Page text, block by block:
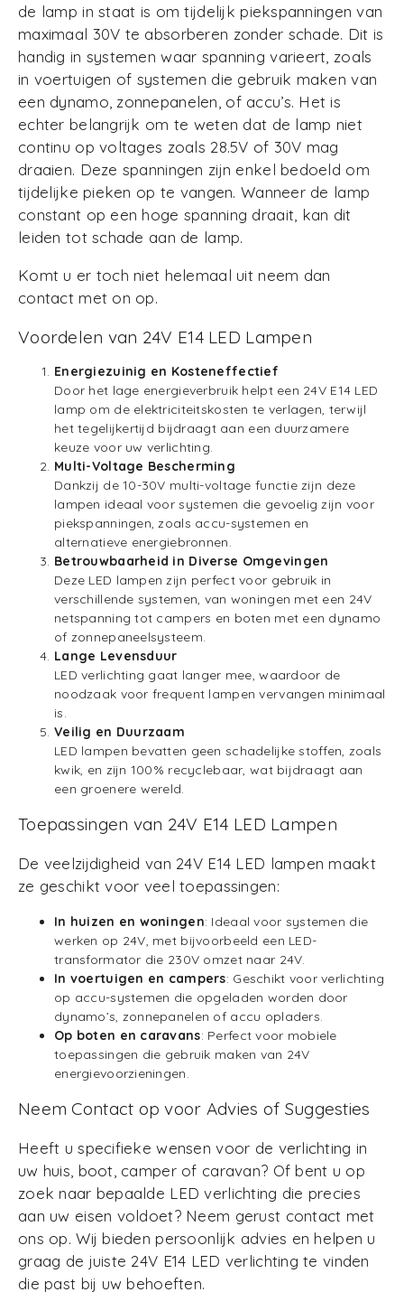
de lamp in staat is om tijdelijk piekspanningen van
maximaal 30V te absorberen zonder schade. Dit is
handig in systemen waar spanning varieert, zoals
in voertuigen of systemen die gebruik maken van
een dynamo, zonnepanelen, of accu’s. Het is
echter belangrijk om te weten dat de lamp niet
continu op voltages zoals 28.5V of 30V mag
draaien. Deze spanningen zijn enkel bedoeld om
tijdelijke pieken op te vangen. Wanneer de lamp
constant op een hoge spanning draait, kan dit
leiden tot schade aan de lamp.
Komt u er toch niet helemaal uit neem dan
contact met on op.
Voordelen van 24V E14 LED Lampen
Energiezuinig en Kosteneffectief
Door het lage energieverbruik helpt een 24V E14 LED
lamp om de elektriciteitskosten te verlagen, terwijl
het tegelijkertijd bijdraagt aan een duurzamere
keuze voor uw verlichting.
Multi-Voltage Bescherming
Dankzij de 10-30V multi-voltage functie zijn deze
lampen ideaal voor systemen die gevoelig zijn voor
piekspanningen, zoals accu-systemen en
alternatieve energiebronnen.
Betrouwbaarheid in Diverse Omgevingen
Deze LED lampen zijn perfect voor gebruik in
verschillende systemen, van woningen met een 24V
netspanning tot campers en boten met een dynamo
of zonnepaneelsysteem.
Lange Levensduur
LED verlichting gaat langer mee, waardoor de
noodzaak voor frequent lampen vervangen minimaal
is.
Veilig en Duurzaam
LED lampen bevatten geen schadelijke stoffen, zoals
kwik, en zijn 100% recyclebaar, wat bijdraagt aan
een groenere wereld.
Toepassingen van 24V E14 LED Lampen
De veelzijdigheid van 24V E14 LED lampen maakt
ze geschikt voor veel toepassingen:
In huizen en woningen: Ideaal voor systemen die
werken op 24V, met bijvoorbeeld een LED-
transformator die 230V omzet naar 24V.
In voertuigen en campers: Geschikt voor verlichting
op accu-systemen die opgeladen worden door
dynamo’s, zonnepanelen of accu opladers.
Op boten en caravans: Perfect voor mobiele
toepassingen die gebruik maken van 24V
energievoorzieningen.
Neem Contact op voor Advies of Suggesties
Heeft u specifieke wensen voor de verlichting in
uw huis, boot, camper of caravan? Of bent u op
zoek naar bepaalde LED verlichting die precies
aan uw eisen voldoet? Neem gerust contact met
ons op. Wij bieden persoonlijk advies en helpen u
graag de juiste 24V E14 LED verlichting te vinden
die past bij uw behoeften.